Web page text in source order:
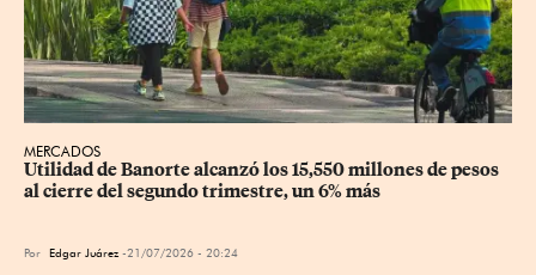
MERCADOS
Utilidad de Banorte alcanzó los 15,550 millones de pesos
al cierre del segundo trimestre, un 6% más
Por Edgar Juárez 21/07/2026 - 20:24